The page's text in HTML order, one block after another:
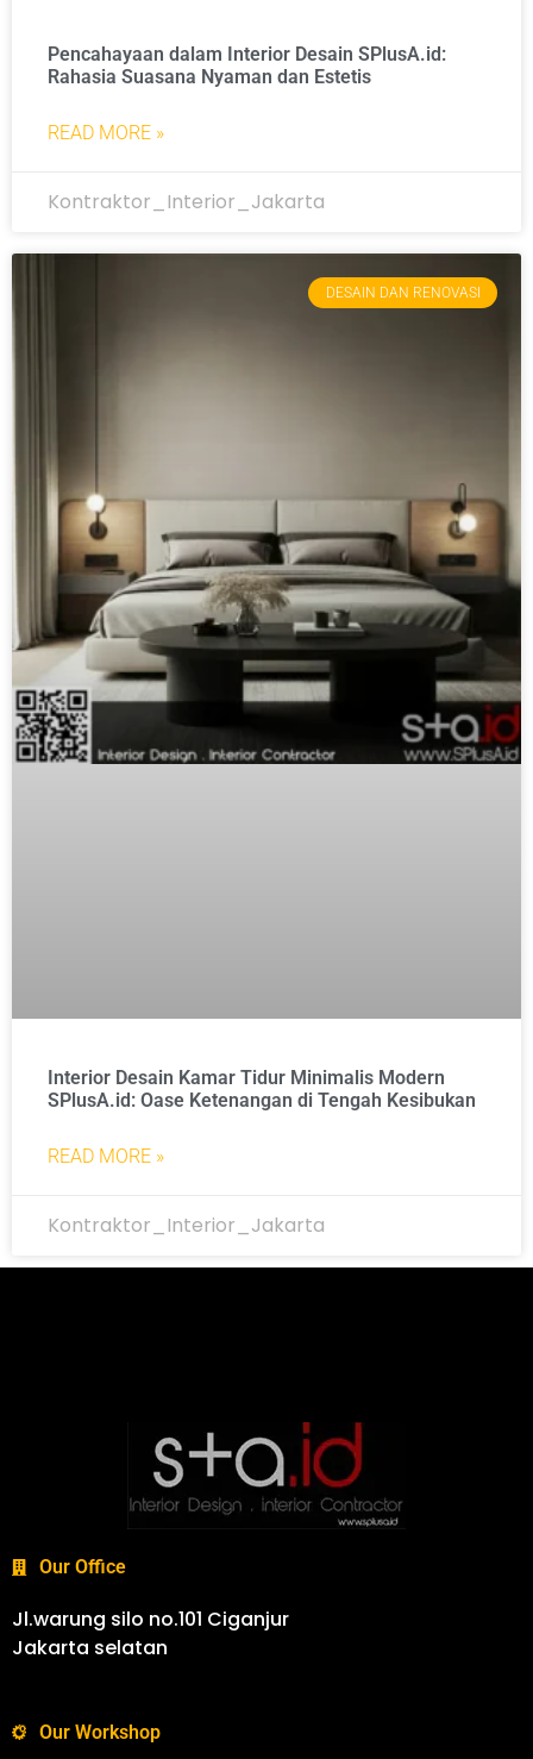
Pencahayaan dalam Interior Desain SPlusA.id:
Rahasia Suasana Nyaman dan Estetis
READ MORE »
Kontraktor_Interior_Jakarta
DESAIN DAN RENOVASI
Interior Desain Kamar Tidur Minimalis Modern
SPlusA.id: Oase Ketenangan di Tengah Kesibukan
READ MORE »
Kontraktor_Interior_Jakarta
Our Office
Jl.warung silo no.101 Ciganjur
Jakarta selatan
Our Workshop